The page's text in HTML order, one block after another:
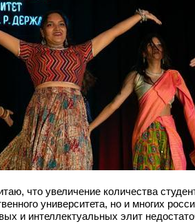
что увеличение количества
университета, но и многих
и интеллектуальных элит